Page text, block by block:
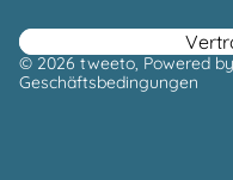
© 2026 tweeto, Powered
Geschäftsbedingungen